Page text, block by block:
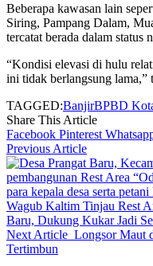
Beberapa kawasan lain
Siring, Pampang Dalam,
tercatat berada dalam status
“Kondisi elevasi di hulu
ini tidak berlangsung lama,”
TAGGED:BanjirBPBD
Share This Article
Facebook Pinterest
Previous Article
Wagub Kaltim Tinjau Rest
Baru, Dukung Kukar Jadi
Next Article Longsor Maut
Tertimbun